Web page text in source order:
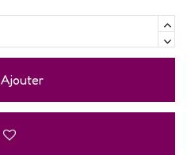
Ajouter